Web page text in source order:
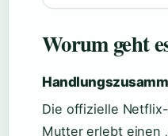
Worum geht
Die offizielle
Mutter erlebt einen